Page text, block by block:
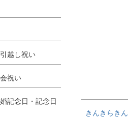
越し祝い
祝い
記念日・記念日
きんきらきん